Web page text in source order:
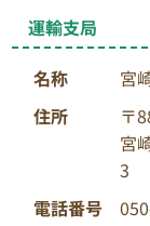
運輸支局
名称
宮
住所
〒
宮
3
電話番号